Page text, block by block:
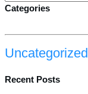
Categories
Uncategorized
Recent Posts